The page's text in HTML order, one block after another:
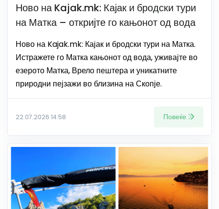
Ново на Kajak.mk: Кајак и бродски тури
на Матка – откријте го кањонот од вода
Ново на Kajak.mk: Кајак и бродски тури на Матка.
Истражете го Матка кањонот од вода, уживајте во
езерото Матка, Врело пештера и уникатните
природни пејзажи во близина на Скопје.
22.07.2026 14:58 Повеќе